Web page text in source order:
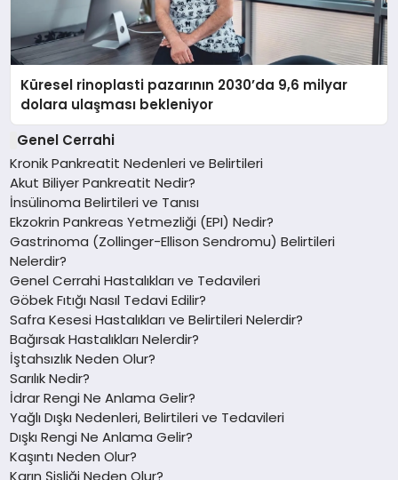
Küresel rinoplasti pazarının 2030’da 9,6 milyar
dolara ulaşması bekleniyor
Genel Cerrahi
Kronik Pankreatit Nedenleri ve Belirtileri
Akut Biliyer Pankreatit Nedir?
İnsülinoma Belirtileri ve Tanısı
Ekzokrin Pankreas Yetmezliği (EPI) Nedir?
Gastrinoma (Zollinger-Ellison Sendromu) Belirtileri
Nelerdir?
Genel Cerrahi Hastalıkları ve Tedavileri
Göbek Fıtığı Nasıl Tedavi Edilir?
Safra Kesesi Hastalıkları ve Belirtileri Nelerdir?
Bağırsak Hastalıkları Nelerdir?
İştahsızlık Neden Olur?
Sarılık Nedir?
İdrar Rengi Ne Anlama Gelir?
Yağlı Dışkı Nedenleri, Belirtileri ve Tedavileri
Dışkı Rengi Ne Anlama Gelir?
Kaşıntı Neden Olur?
Karın Şişliği Neden Olur?